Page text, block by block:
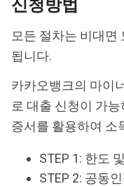
신청방법
모든 절차는 비대면
됩니다.
카카오뱅크의 마이
로 대출 신청이 가
증서를 활용하여 소
STEP 1: 한도
STEP 2: 공동